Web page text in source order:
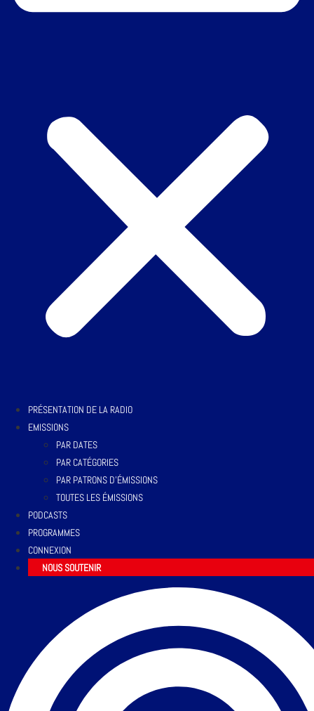
PRÉSENTATION DE LA RADIO
EMISSIONS
PAR DATES
PAR CATÉGORIES
PAR PATRONS D’ÉMISSIONS
TOUTES LES ÉMISSIONS
PODCASTS
PROGRAMMES
CONNEXION
NOUS SOUTENIR